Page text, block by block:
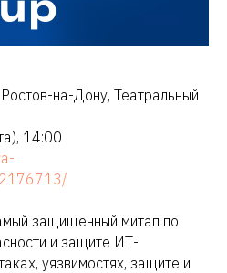
Ростов-на-Дону, Театральный
14:00
защищенный митап по
и защите ИТ-
уязвимостях, защите и